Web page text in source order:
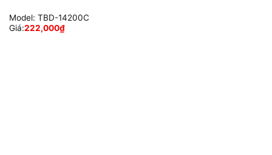
Model: TBD-14200C
Giá:222,000₫